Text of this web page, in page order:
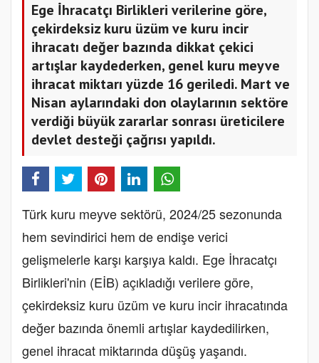
Ege İhracatçı Birlikleri verilerine göre,
çekirdeksiz kuru üzüm ve kuru incir
ihracatı değer bazında dikkat çekici
artışlar kaydederken, genel kuru meyve
ihracat miktarı yüzde 16 geriledi. Mart ve
Nisan aylarındaki don olaylarının sektöre
verdiği büyük zararlar sonrası üreticilere
devlet desteği çağrısı yapıldı.
Türk kuru meyve sektörü, 2024/25 sezonunda
hem sevindirici hem de endişe verici
gelişmelerle karşı karşıya kaldı. Ege İhracatçı
Birlikleri'nin (EİB) açıkladığı verilere göre,
çekirdeksiz kuru üzüm ve kuru incir ihracatında
değer bazında önemli artışlar kaydedilirken,
genel ihracat miktarında düşüş yaşandı.